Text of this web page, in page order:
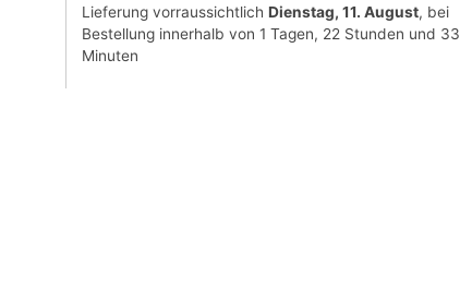
Lieferung vorraussichtlich Dienstag, 11. August, bei
Bestellung innerhalb von 1 Tagen, 22 Stunden und 33
Minuten